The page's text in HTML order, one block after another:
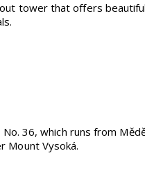
tower that offers
36, which runs from
Mount Vysoká.